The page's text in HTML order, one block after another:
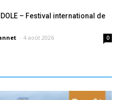
– Festival international de
- 4 août 2026 0